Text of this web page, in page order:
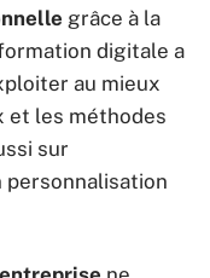
grâce à la
digitale a
au mieux
et les méthodes
sur
personnalisation